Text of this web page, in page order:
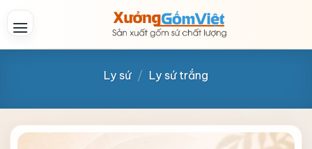
Ly sứ / Ly sứ trắng